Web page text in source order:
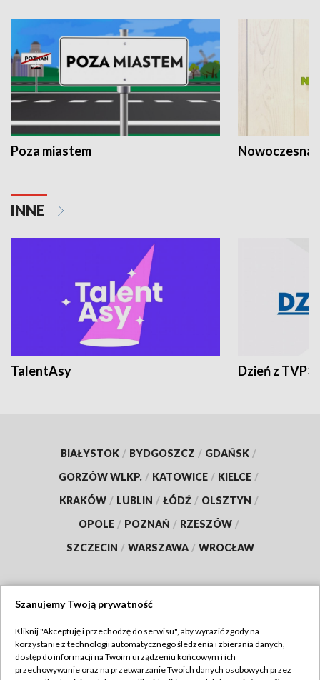
Poza miastem Nowoczesna
INNE
TalentAsy Dzień z TVP3
BIAŁYSTOK / BYDGOSZCZ / GDAŃSK /
GORZÓW WLKP. / KATOWICE / KIELCE /
KRAKÓW / LUBLIN / ŁÓDŹ / OLSZTYN /
OPOLE / POZNAŃ / RZESZÓW /
SZCZECIN / WARSZAWA / WROCŁAW
TVP
Abonament TVP
Regulamin TVP
Szanujemy Twoją prywatność
Kliknij "Akceptuję i przechodzę do serwisu", aby wyrazić zgody na
korzystanie z technologii automatycznego śledzenia i zbierania danych,
dostęp do informacji na Twoim urządzeniu końcowym i ich
przechowywanie oraz na przetwarzanie Twoich danych osobowych przez